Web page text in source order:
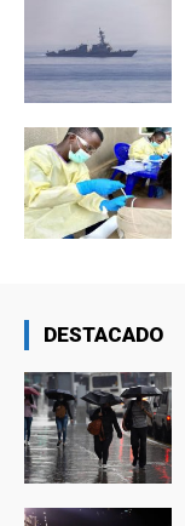
DESTACADO